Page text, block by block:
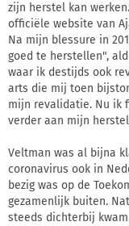
zijn herstel kan
officiële website van
Na mijn blessure in
goed te herstellen",
waar ik destijds ook
arts die mij toen
mijn revalidatie. Nu ik
verder aan mijn
Veltman was al bijna
coronavirus ook in
bezig was op de
gezamenlijk buiten.
steeds dichterbij